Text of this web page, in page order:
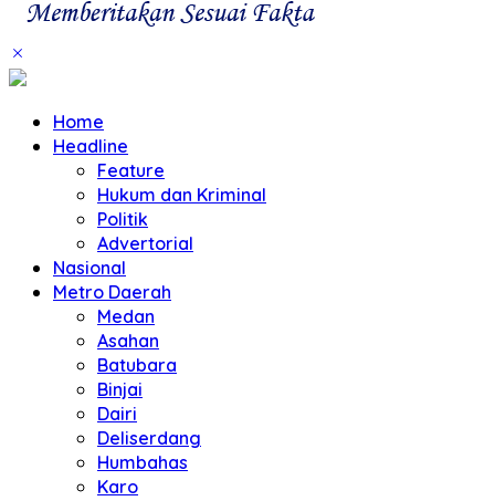
Home
Headline
Feature
Hukum dan Kriminal
Politik
Advertorial
Nasional
Metro Daerah
Medan
Asahan
Batubara
Binjai
Dairi
Deliserdang
Humbahas
Karo